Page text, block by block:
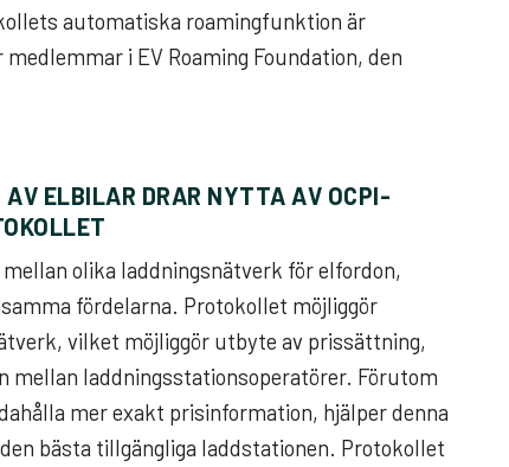
automatiska roamingfunktion är
i EV Roaming Foundation, den
AV ELBILAR DRAR NYTTA AV OCPI-
olika laddningsnätverk för elfordon,
fördelarna. Protokollet möjliggör
vilket möjliggör utbyte av prissättning,
mellan laddningsstationsoperatörer. Förutom
mer exakt prisinformation, hjälper denna
bästa tillgängliga laddstationen. Protokollet